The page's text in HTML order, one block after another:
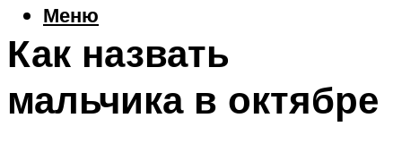
Меню
Как назвать
мальчика в октябре